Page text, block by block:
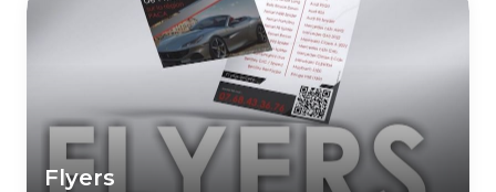
Flyers